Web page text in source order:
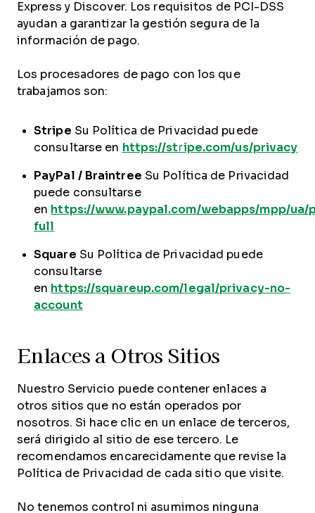
Express y Discover. Los requisitos de PCI-DSS
ayudan a garantizar la gestión segura de la
información de pago.
Los procesadores de pago con los que
trabajamos son:
Stripe Su Política de Privacidad puede
consultarse en https://stripe.com/us/privacy
PayPal / Braintree Su Política de Privacidad
puede consultarse
en https://www.paypal.com/webapps/mpp/ua/
full
Square Su Política de Privacidad puede
consultarse
en https://squareup.com/legal/privacy-no-
account
Enlaces a Otros Sitios
Nuestro Servicio puede contener enlaces a
otros sitios que no están operados por
nosotros. Si hace clic en un enlace de terceros,
será dirigido al sitio de ese tercero. Le
recomendamos encarecidamente que revise la
Política de Privacidad de cada sitio que visite.
No tenemos control ni asumimos ninguna